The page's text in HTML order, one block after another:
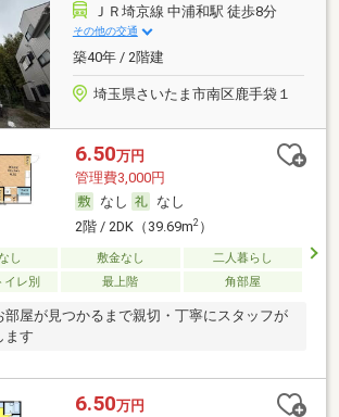
ＪＲ埼京線 中浦和駅 徒歩8分
その他の交通
築40年 / 2階建
埼玉県さいたま市南区鹿手袋１
6.50万円
管理費3,000円
なし
なし
2階 / 2DK（39.69m2）
し 敷金なし
二人暮らし
イレ別
最上階 角部屋
部屋が見つかるまで親切・丁寧にスタッフが
ます
6.50万円